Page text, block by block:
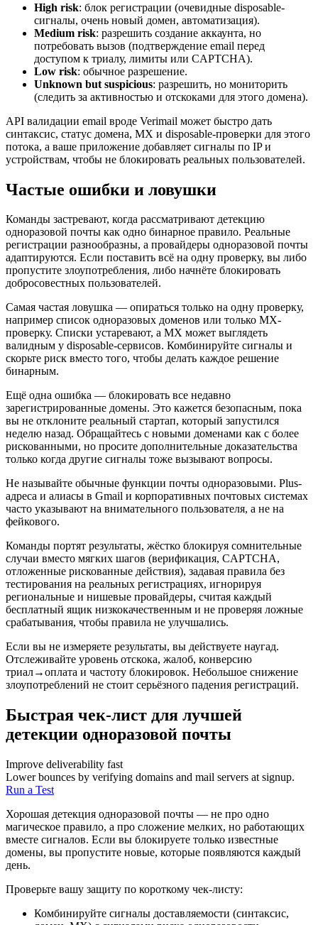
High risk: блок регистрации (очевидные disposable-
сигналы, очень новый домен, автоматизация).
Medium risk: разрешить создание аккаунта, но
потребовать вызов (подтверждение email перед
доступом к триалу, лимиты или CAPTCHA).
Low risk: обычное разрешение.
Unknown but suspicious: разрешить, но мониторить
(следить за активностью и отскоками для этого домена).
API валидации email вроде Verimail может быстро дать
синтаксис, статус домена, MX и disposable-проверки для этого
потока, а ваше приложение добавляет сигналы по IP и
устройствам, чтобы не блокировать реальных пользователей.
Частые ошибки и ловушки
Команды застревают, когда рассматривают детекцию
одноразовой почты как одно бинарное правило. Реальные
регистрации разнообразны, а провайдеры одноразовой почты
адаптируются. Если поставить всё на одну проверку, вы либо
пропустите злоупотребления, либо начнёте блокировать
добросовестных пользователей.
Самая частая ловушка — опираться только на одну проверку,
например список одноразовых доменов или только MX-
проверку. Списки устаревают, а MX может выглядеть
валидным у disposable-сервисов. Комбинируйте сигналы и
скорьте риск вместо того, чтобы делать каждое решение
бинарным.
Ещё одна ошибка — блокировать все недавно
зарегистрированные домены. Это кажется безопасным, пока
вы не отклоните реальный стартап, который запустился
неделю назад. Обращайтесь с новыми доменами как с более
рискованными, но просите дополнительные доказательства
только когда другие сигналы тоже вызывают вопросы.
Не называйте обычные функции почты одноразовыми. Plus-
адреса и алиасы в Gmail и корпоративных почтовых системах
часто указывают на внимательного пользователя, а не на
фейкового.
Команды портят результаты, жёстко блокируя сомнительные
случаи вместо мягких шагов (верификация, CAPTCHA,
отложенные рискованные действия), задавая правила без
тестирования на реальных регистрациях, игнорируя
региональные и нишевые провайдеры, считая каждый
бесплатный ящик низкокачественным и не проверяя ложные
срабатывания, чтобы правила не улучшались.
Если вы не измеряете результаты, вы действуете наугад.
Отслеживайте уровень отскока, жалоб, конверсию
триал→оплата и частоту блокировок. Небольшое снижение
злоупотреблений не стоит серьёзного падения регистраций.
Быстрая чек-лист для лучшей
детекции одноразовой почты
Improve deliverability fast
Lower bounces by verifying domains and mail servers at signup.
Run a Test
Хорошая детекция одноразовой почты — не про одно
магическое правило, а про сложение мелких, но работающих
вместе сигналов. Если вы блокируете только известные
домены, вы пропустите новые, которые появляются каждый
день.
Проверьте вашу защиту по короткому чек-листу:
Комбинируйте сигналы доставляемости (синтаксис,